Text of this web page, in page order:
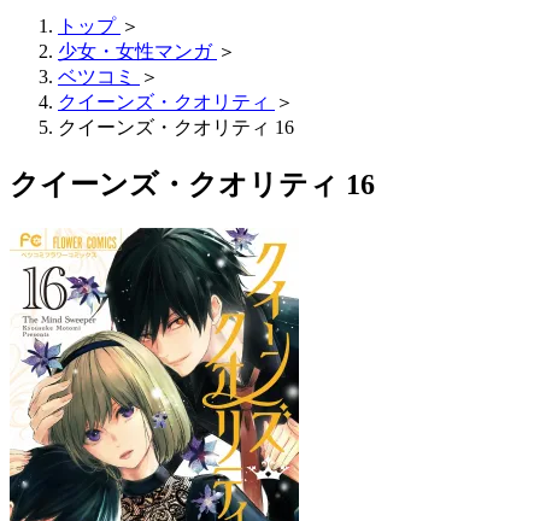
トップ ＞
少女・女性マンガ ＞
ベツコミ
＞
クイーンズ・クオリティ
＞
クイーンズ・クオリティ 16
クイーンズ・クオリティ 16